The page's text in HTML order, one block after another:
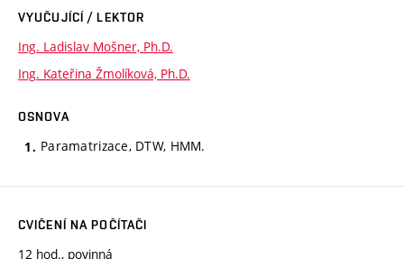
VYUČUJÍCÍ / LEKTOR
Ing. Ladislav Mošner, Ph.D.
Ing. Kateřina Žmolíková, Ph.D.
OSNOVA
Paramatrizace, DTW, HMM.
CVIČENÍ NA POČÍTAČI
12 hod., povinná